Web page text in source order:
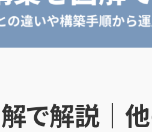
で解説｜